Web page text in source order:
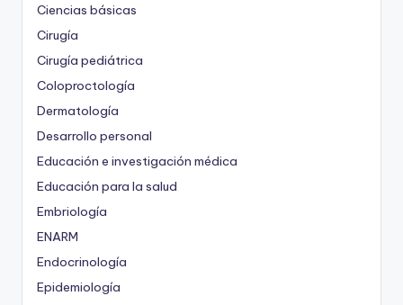
Ciencias básicas
Cirugía
Cirugía pediátrica
Coloproctología
Dermatología
Desarrollo personal
Educación e investigación médica
Educación para la salud
Embriología
ENARM
Endocrinología
Epidemiología